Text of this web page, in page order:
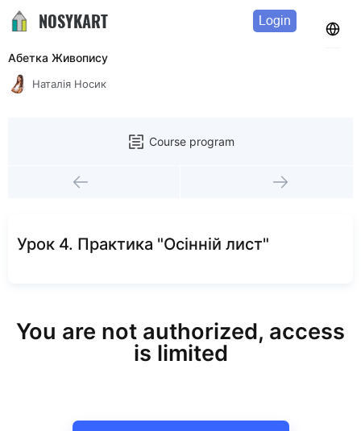
NOSYKART Login
Абетка Живопису
Наталія Носик
Course program
Урок 4. Практика "Осінній лист"
You are not authorized, access
is limited